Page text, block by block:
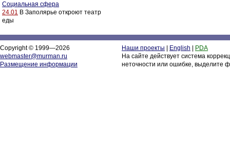
Социальная сфера
24.01 В Заполярье откроют театр
еды
Copyright © 1999—2026
webmaster@murman.ru
Размещение информации
Наши проекты English
PDA
На сайте действует система
неточности или ошибке, выделите